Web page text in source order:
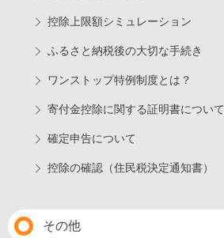
控除上限額シミュレーション
ふるさと納税後の大切な手続き
ワンストップ特例制度とは？
寄付金控除に関する証明書について
確定申告について
控除の確認（住民税決定通知書）
その他